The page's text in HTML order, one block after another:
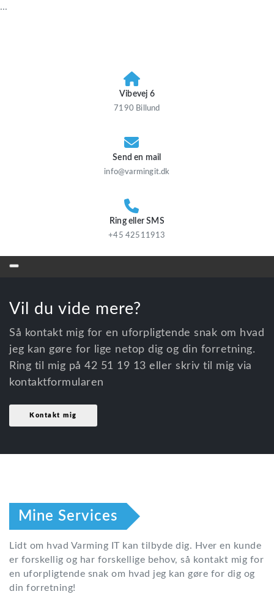
...
Vibevej 6
7190 Billund
Send en mail
info@varmingit.dk
Ring eller SMS
+45 42511913
Vil du vide mere?
Så kontakt mig for en uforpligtende snak om hvad
jeg kan gøre for lige netop dig og din forretning.
Ring til mig på 42 51 19 13 eller skriv til mig via
kontaktformularen
Kontakt mig
Mine Services
Lidt om hvad Varming IT kan tilbyde dig. Hver en kunde
er forskellig og har forskellige behov, så kontakt mig for
en uforpligtende snak om hvad jeg kan gøre for dig og
din forretning!